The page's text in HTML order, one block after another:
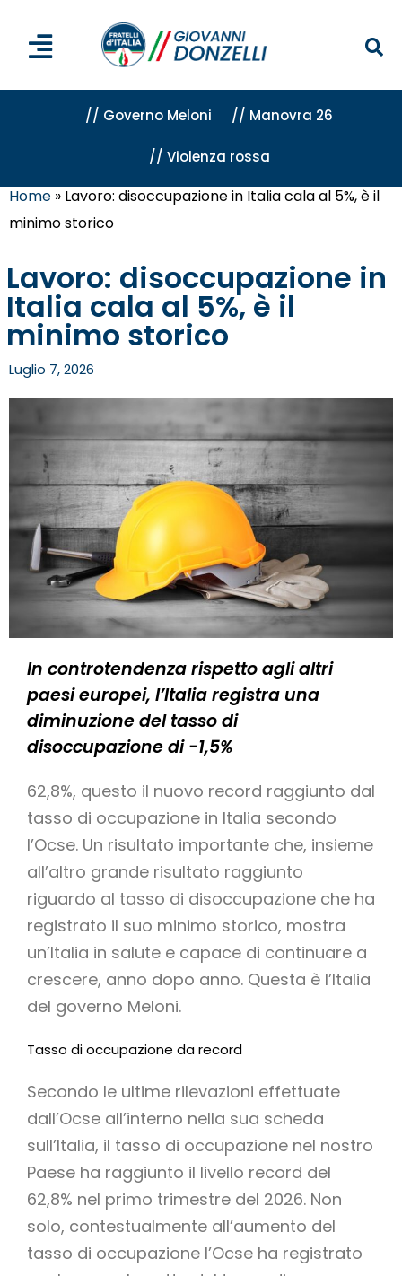
// Governo Meloni // Manovra 26
// Violenza rossa
Home » Lavoro: disoccupazione in Italia cala al 5%, è il
minimo storico
Lavoro: disoccupazione in
Italia cala al 5%, è il
minimo storico
Luglio 7, 2026
In controtendenza rispetto agli altri
paesi europei, l’Italia registra una
diminuzione del tasso di
disoccupazione di -1,5%
62,8%, questo il nuovo record raggiunto dal
tasso di occupazione in Italia secondo
l’Ocse. Un risultato importante che, insieme
all’altro grande risultato raggiunto
riguardo al tasso di disoccupazione che ha
registrato il suo minimo storico, mostra
un’Italia in salute e capace di continuare a
crescere, anno dopo anno. Questa è l’Italia
del governo Meloni.
Tasso di occupazione da record
Secondo le ultime rilevazioni effettuate
dall’Ocse all’interno nella sua scheda
sull’Italia, il tasso di occupazione nel nostro
Paese ha raggiunto il livello record del
62,8% nel primo trimestre del 2026. Non
solo, contestualmente all’aumento del
tasso di occupazione l’Ocse ha registrato